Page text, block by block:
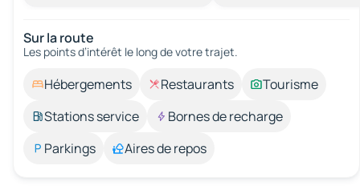
Sur la route
Les points d’intérêt le long de votre trajet.
Hébergements Restaurants
Tourisme
Stations service
Bornes de recharge
Parkings
Aires de repos